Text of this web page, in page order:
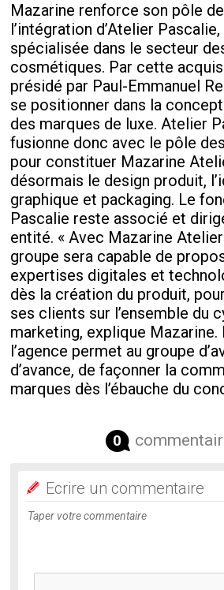
Mazarine renforce son pôle
l’intégration d’Atelier
spécialisée dans le secteur
cosmétiques. Par cette
présidé par Paul-Emmanuel
se positionner dans la
des marques de luxe. Atelier
fusionne donc avec le pôle
pour constituer Mazarine
désormais le design produit,
graphique et packaging. Le
Pascalie reste associé et
entité. « Avec Mazarine
groupe sera capable de
expertises digitales et
dès la création du produit,
ses clients sur l’ensemble du
marketing, explique Mazarine.
l’agence permet au groupe
d’avance, de façonner la
marques dès l’ébauche du
0
Ecrire un commentaire